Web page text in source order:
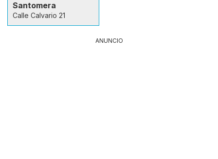
Santomera
Calle Calvario 21
ANUNCIO